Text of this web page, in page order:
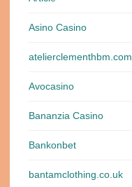
Asino Casino
atelierclementhbm.com
Avocasino
Bananzia Casino
Bankonbet
bantamclothing.co.uk